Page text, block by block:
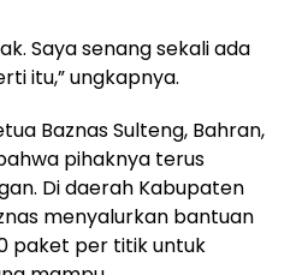
Saya senang sekali ada
itu,” ungkapnya.
Baznas Sulteng, Bahran,
pihaknya terus
Di daerah Kabupaten
menyalurkan bantuan
paket per titik untuk